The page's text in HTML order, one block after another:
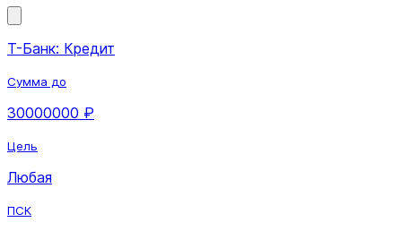
Т-Банк: Кредит
Сумма до
30000000 ₽
Цель
Любая
ПСК